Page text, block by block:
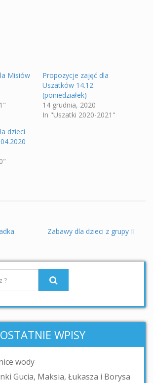
Misiów
Propozycje zajęć dla
Uszatków 14.12
(poniedziałek)
14 grudnia, 2020
In "Uszatki 2020-2021"
dzieci
Zabawy dla dzieci z grupy II
OSTATNIE WPISY
wody
Gucia, Maksia, Łukasza i Borysa